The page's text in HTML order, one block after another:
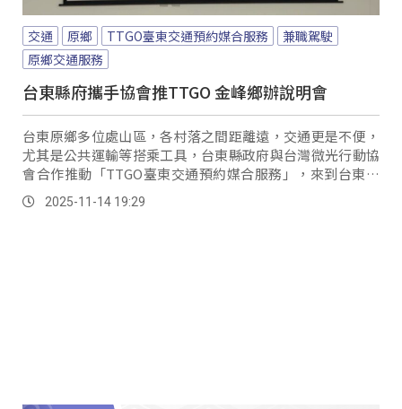
交通 原鄉 TTGO臺東交通預約媒合服務
兼職駕駛
原鄉交通服務
台東縣府攜手協會推TTGO 金峰鄉辦說明會
台東原鄉多位處山區，各村落之間距離遠，交通更是不便，
尤其是公共運輸等搭乘工具，台東縣政府與台灣微光行動協
會合作推動「TTGO臺東交通預約媒合服務」，來到台東南
迴線金峰鄉舉辦說明會，並邀請台東海岸線現職司機分享實
務經驗，希望吸引更多駕駛加入原鄉交通服務行列。
2025-11-14 19:29